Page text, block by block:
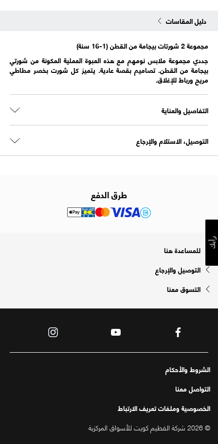
دليل المقاسات
مجموعة 2 شورتات بيجامة من القطن (1-16 سنة)
جددي مجموعة ملابس نومهم مع هذه العبوة العملية المكونة من شورتي
بيجامة من القطن. تصاميم بقصة عادية. يتميز كل شورت بخصر مطاطي
مريح ورباط للإغلاق.
التفاصيل والعناية
التوصيل، الاستلام والإرجاع
طرق الدفع
للمساعدة هنا
التوصيل والإرجاع
التسوق معنا
الشروط والأحكام
التواصل معنا
الخصوصية وملفات تعريف الارتباط
© 2026 شركة الفطيم كويت للأسواق المركزية
رأيك